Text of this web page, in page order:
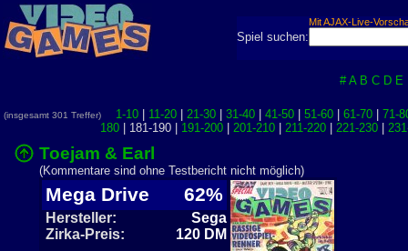
Mit AJAX-Live-
Spiel suchen:
# A B C D E
(insgesamt 301 Treffer) 1-10| 11-20| 21-30| 31-40| 41-50| 51-60| 61-70| 71-
180| 181-190 | 191-200| 201-210| 211-220| 221-230|
Toejam & Earl
(Kommentare sind ohne Testbericht nicht möglich)
Mega Drive 62%
Hersteller:
Sega
Zirka-Preis:
120 DM